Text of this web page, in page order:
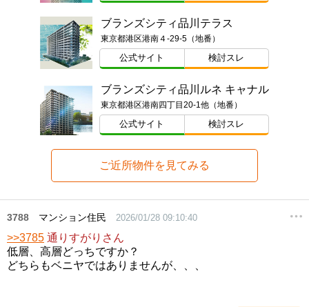
ブランズシティ品川テラス
東京都港区港南４-29-5（地番）
公式サイト 検討スレ
ブランズシティ品川ルネ キャナル
東京都港区港南四丁目20-1他（地番）
公式サイト 検討スレ
ご近所物件を見てみる
3788 マンション住民 2026/01/28 09:10:40
>>3785 通りすがりさん
低層、高層どっちですか？
どちらもベニヤではありませんが、、、